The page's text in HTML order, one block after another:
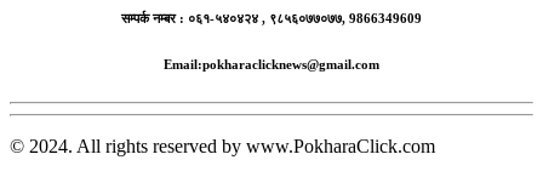
सम्पर्क नम्बर : ०६१-५४०४२४ , ९८५६०७७०७७, 9866349609
Email:pokharaclicknews@gmail.com
© 2024. All rights reserved by www.PokharaClick.com